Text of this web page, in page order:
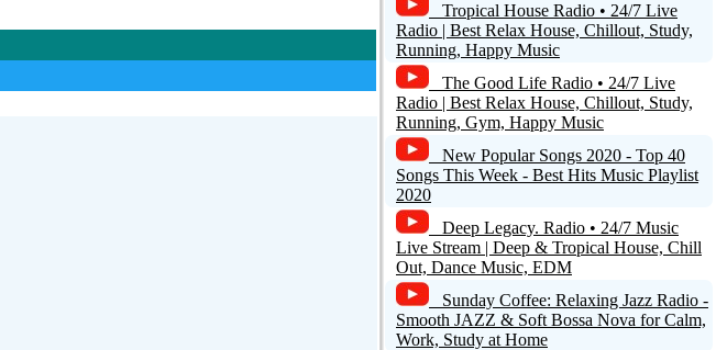
Tropical House Radio • 24/7 Live
Radio | Best Relax House, Chillout, Study,
Running, Happy Music
The Good Life Radio • 24/7 Live
Radio | Best Relax House, Chillout, Study,
Running, Gym, Happy Music
New Popular Songs 2020 - Top 40
Songs This Week - Best Hits Music Playlist
2020
Deep Legacy. Radio • 24/7 Music
Live Stream | Deep & Tropical House, Chill
Out, Dance Music, EDM
Sunday Coffee: Relaxing Jazz Radio -
Smooth JAZZ & Soft Bossa Nova for Calm,
Work, Study at Home